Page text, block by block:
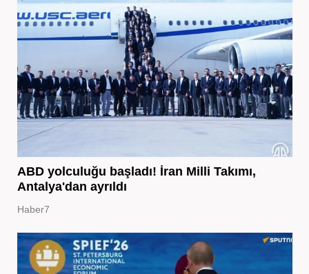
ABD yolculuğu başladı! İran Milli Takımı,
Antalya'dan ayrıldı
Haber7